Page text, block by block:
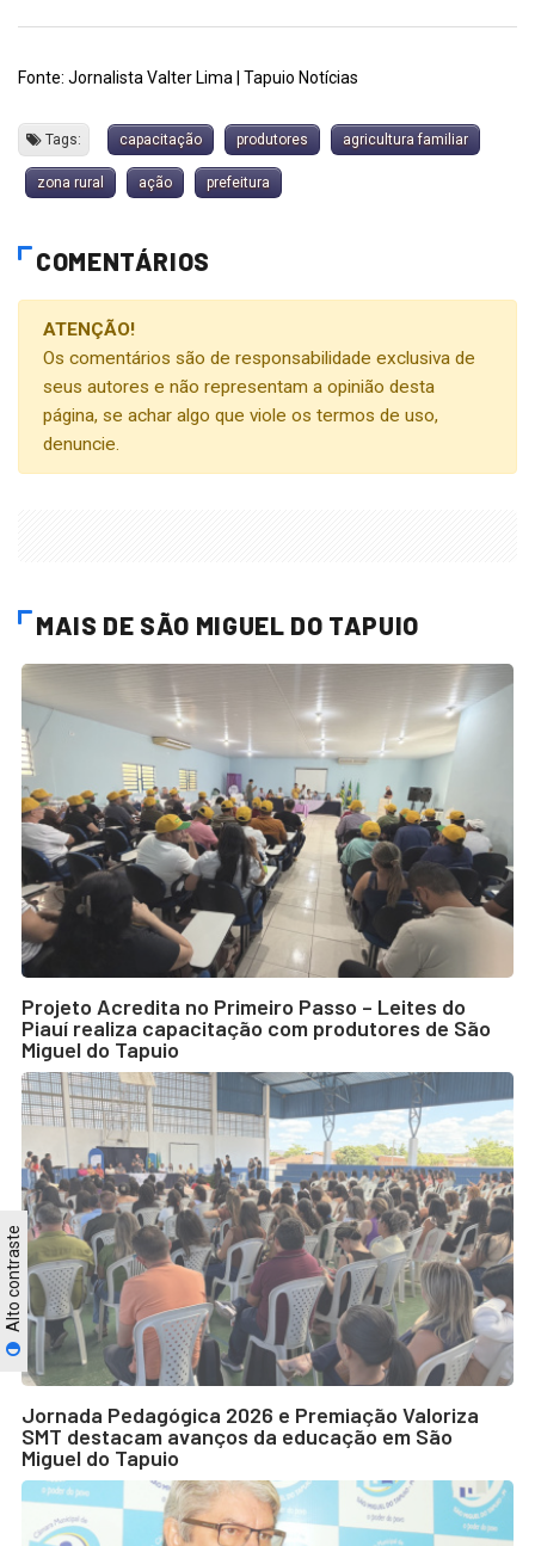
Alto contraste
Fonte: Jornalista Valter Lima | Tapuio Notícias
Tags: capacitação produtores agricultura familiar
zona rural ação prefeitura
COMENTÁRIOS
ATENÇÃO!
Os comentários são de responsabilidade exclusiva de
seus autores e não representam a opinião desta
página, se achar algo que viole os termos de uso,
denuncie.
MAIS DE SÃO MIGUEL DO TAPUIO
Projeto Acredita no Primeiro Passo – Leites do
Piauí realiza capacitação com produtores de São
Miguel do Tapuio
Jornada Pedagógica 2026 e Premiação Valoriza
SMT destacam avanços da educação em São
Miguel do Tapuio